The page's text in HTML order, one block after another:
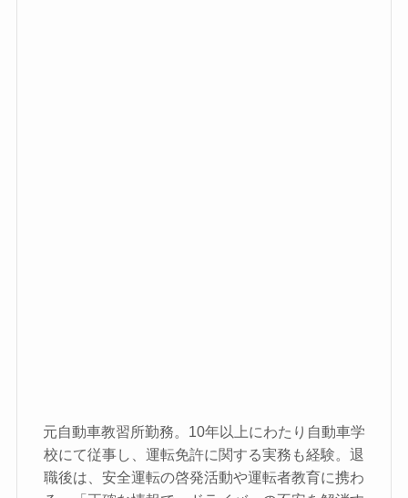
元自動車教習所勤務。10年以上にわたり自動車学
校にて従事し、運転免許に関する実務も経験。退
職後は、安全運転の啓発活動や運転者教育に携わ